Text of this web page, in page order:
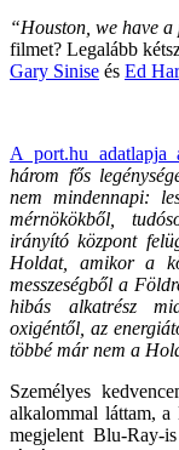
“Houston, we have
filmet? Legalább
Gary Sinise és Ed
A port.hu adatlapja
három fős
nem mindennapi:
mérnökökből,
irányító központ
Holdat, amikor a
messzeségből a
hibás alkatrész
oxigéntől, az
többé már nem a
Személyes
alkalommal láttam,
megjelent Blu-Ray-